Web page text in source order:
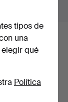
con
tipos de
una
qué
Política